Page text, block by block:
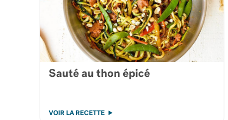
Sauté au thon épicé
VOIR LA RECETTE